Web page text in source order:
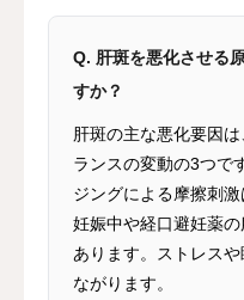
Q. 肝斑を悪化させる
すか？
肝斑の主な悪化要因
ランスの変動の3つで
ジングによる摩擦刺激
妊娠中や経口避妊薬
あります。ストレス
ながります。